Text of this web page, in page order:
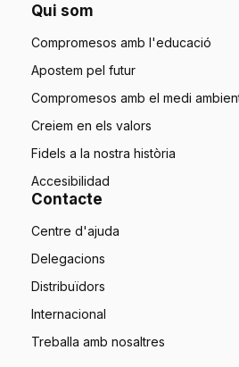
Qui som
Compromesos amb l'educació
Apostem pel futur
Compromesos amb el medi
Creiem en els valors
Fidels a la nostra història
Accesibilidad
Contacte
Centre d'ajuda
Delegacions
Distribuïdors
Internacional
Treballa amb nosaltres